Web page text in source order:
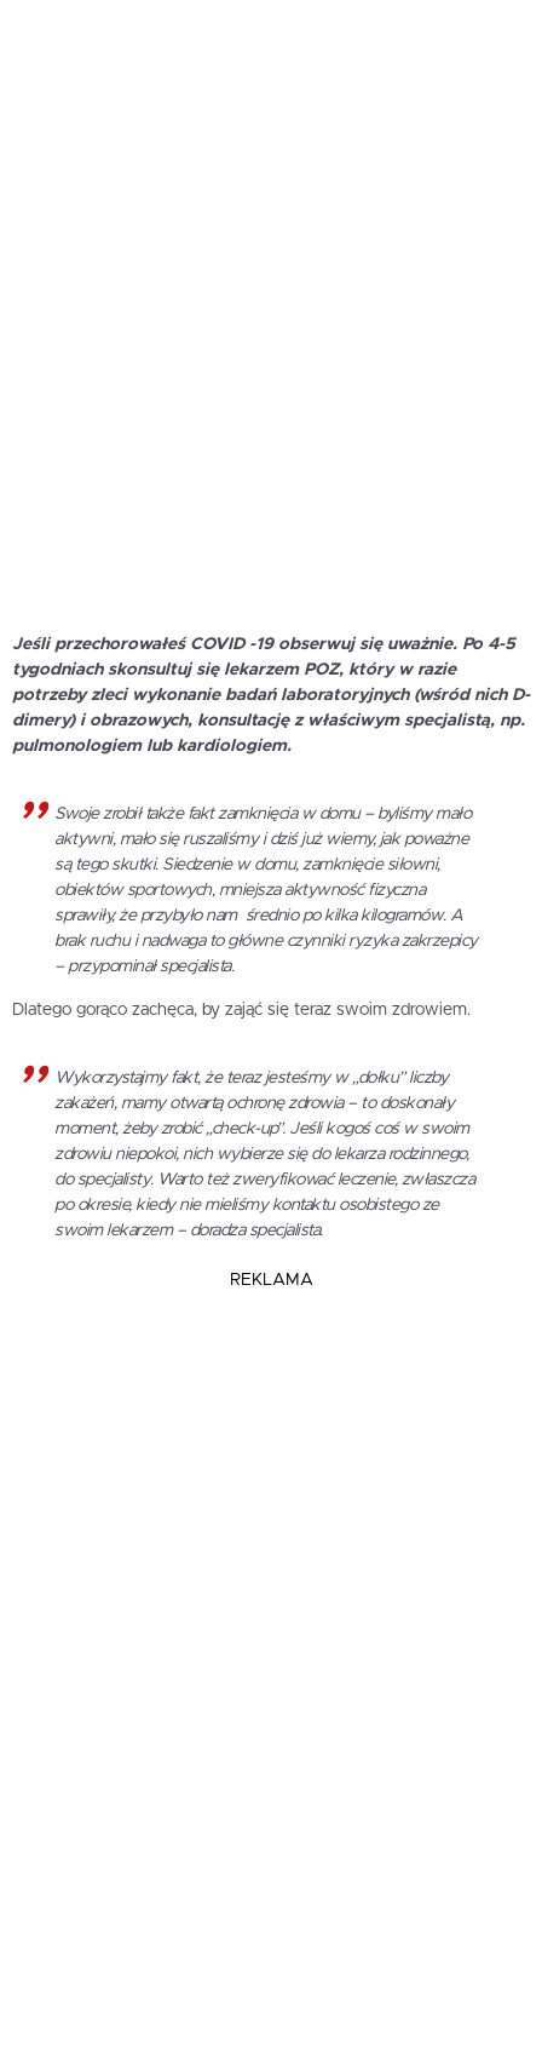
Jeśli przechorowałeś COVID -19 obserwuj się uważnie. Po 4-5
tygodniach skonsultuj się lekarzem POZ, który w razie
potrzeby zleci wykonanie badań laboratoryjnych (wśród nich D-
dimery) i obrazowych, konsultację z właściwym specjalistą, np.
pulmonologiem lub kardiologiem.
Swoje zrobił także fakt zamknięcia w domu – byliśmy mało
aktywni, mało się ruszaliśmy i dziś już wiemy, jak poważne
są tego skutki. Siedzenie w domu, zamknięcie siłowni,
obiektów sportowych, mniejsza aktywność fizyczna
sprawiły, że przybyło nam średnio po kilka kilogramów. A
brak ruchu i nadwaga to główne czynniki ryzyka zakrzepicy
– przypominał specjalista.
Dlatego gorąco zachęca, by zająć się teraz swoim zdrowiem.
Wykorzystajmy fakt, że teraz jesteśmy w „dołku” liczby
zakażeń, mamy otwartą ochronę zdrowia – to doskonały
moment, żeby zrobić „check-up”. Jeśli kogoś coś w swoim
zdrowiu niepokoi, nich wybierze się do lekarza rodzinnego,
do specjalisty. Warto też zweryfikować leczenie, zwłaszcza
po okresie, kiedy nie mieliśmy kontaktu osobistego ze
swoim lekarzem – doradza specjalista.
REKLAMA